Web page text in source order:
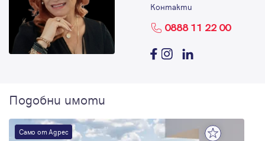
Контакти
0888 11 22 00
Подобни имоти
Само от Адрес